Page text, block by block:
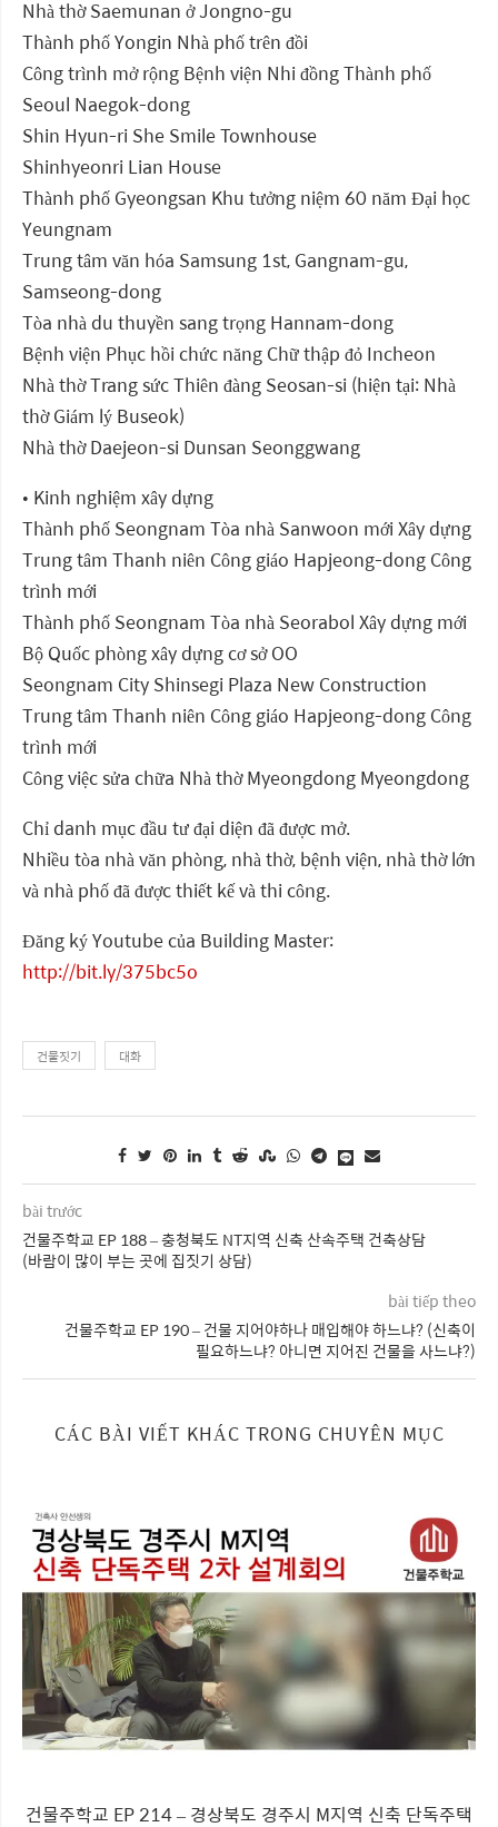
Nhà thờ Saemunan ở Jongno-gu
Thành phố Yongin Nhà phố trên đồi
Công trình mở rộng Bệnh viện Nhi đồng Thành phố
Seoul Naegok-dong
Shin Hyun-ri She Smile Townhouse
Shinhyeonri Lian House
Thành phố Gyeongsan Khu tưởng niệm 60 năm Đại học
Yeungnam
Trung tâm văn hóa Samsung 1st, Gangnam-gu,
Samseong-dong
Tòa nhà du thuyền sang trọng Hannam-dong
Bệnh viện Phục hồi chức năng Chữ thập đỏ Incheon
Nhà thờ Trang sức Thiên đàng Seosan-si (hiện tại: Nhà
thờ Giám lý Buseok)
Nhà thờ Daejeon-si Dunsan Seonggwang
• Kinh nghiệm xây dựng
Thành phố Seongnam Tòa nhà Sanwoon mới Xây dựng
Trung tâm Thanh niên Công giáo Hapjeong-dong Công
trình mới
Thành phố Seongnam Tòa nhà Seorabol Xây dựng mới
Bộ Quốc phòng xây dựng cơ sở OO
Seongnam City Shinsegi Plaza New Construction
Trung tâm Thanh niên Công giáo Hapjeong-dong Công
trình mới
Công việc sửa chữa Nhà thờ Myeongdong Myeongdong
Chỉ danh mục đầu tư đại diện đã được mở.
Nhiều tòa nhà văn phòng, nhà thờ, bệnh viện, nhà thờ lớn
và nhà phố đã được thiết kế và thi công.
Đăng ký Youtube của Building Master:
http://bit.ly/375bc5o
건물짓기 대화
bài trước
건물주학교 EP 188 – 충청북도 NT지역 신축 산속주택 건축상담
(바람이 많이 부는 곳에 집짓기 상담)
bài tiếp theo
건물주학교 EP 190 – 건물 지어야하나 매입해야 하느냐? (신축이
필요하느냐? 아니면 지어진 건물을 사느냐?)
CÁC BÀI VIẾT KHÁC TRONG CHUYÊN MỤC
건물주학교 EP 214 – 경상북도 경주시 M지역 신축 단독주택